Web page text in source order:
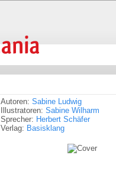
Autoren: Sabine Ludwig
Illustratoren: Sabine Wilharm
Sprecher: Herbert Schäfer
Verlag: Basisklang